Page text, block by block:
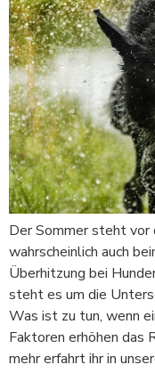
Der Sommer steht
wahrscheinlich auch
Überhitzung bei
steht es um die
Was ist zu tun, wenn
Faktoren erhöhen das
mehr erfahrt ihr in